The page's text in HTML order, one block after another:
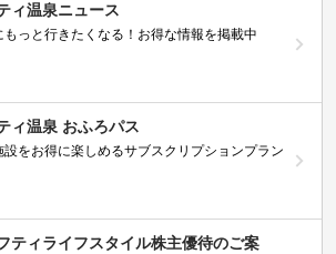
ィ温泉ニュース
もっと行きたくなる！お得な情報を掲載中
ィ温泉 おふろパス
設をお得に楽しめるサブスクリプションプラン
フティライフスタイル株主優待のご案